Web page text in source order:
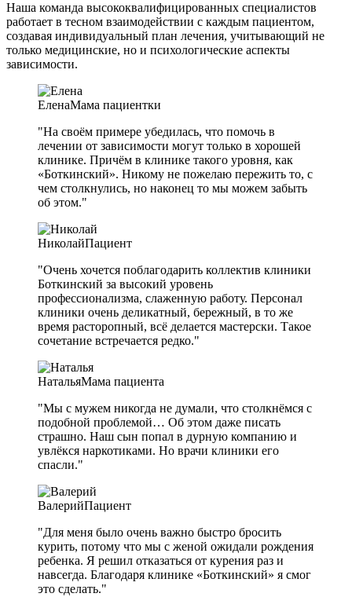
Наша команда высококвалифицированных специалистов
работает в тесном взаимодействии с каждым пациентом,
создавая индивидуальный план лечения, учитывающий не
только медицинские, но и психологические аспекты
зависимости.
ЕленаМама пациентки
"На своём примере убедилась, что помочь в
лечении от зависимости могут только в хорошей
клинике. Причём в клинике такого уровня, как
«Боткинский». Никому не пожелаю пережить то, с
чем столкнулись, но наконец то мы можем забыть
об этом."
НиколайПациент
"Очень хочется поблагодарить коллектив клиники
Боткинский за высокий уровень
профессионализма, слаженную работу. Персонал
клиники очень деликатный, бережный, в то же
время расторопный, всё делается мастерски. Такое
сочетание встречается редко."
НатальяМама пациента
"Мы с мужем никогда не думали, что столкнёмся с
подобной проблемой… Об этом даже писать
страшно. Наш сын попал в дурную компанию и
увлёкся наркотиками. Но врачи клиники его
спасли."
ВалерийПациент
"Для меня было очень важно быстро бросить
курить, потому что мы с женой ожидали рождения
ребенка. Я решил отказаться от курения раз и
навсегда. Благодаря клинике «Боткинский» я смог
это сделать."